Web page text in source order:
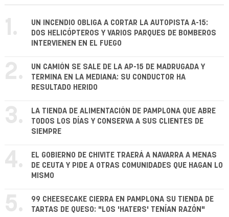
1.
UN INCENDIO OBLIGA A CORTAR LA AUTOPISTA A-15:
DOS HELICÓPTEROS Y VARIOS PARQUES DE BOMBEROS
INTERVIENEN EN EL FUEGO
2.
UN CAMIÓN SE SALE DE LA AP-15 DE MADRUGADA Y
TERMINA EN LA MEDIANA: SU CONDUCTOR HA
RESULTADO HERIDO
3.
LA TIENDA DE ALIMENTACIÓN DE PAMPLONA QUE ABRE
TODOS LOS DÍAS Y CONSERVA A SUS CLIENTES DE
SIEMPRE
4.
EL GOBIERNO DE CHIVITE TRAERÁ A NAVARRA A MENAS
DE CEUTA Y PIDE A OTRAS COMUNIDADES QUE HAGAN LO
MISMO
5.
99 CHEESECAKE CIERRA EN PAMPLONA SU TIENDA DE
TARTAS DE QUESO: "LOS 'HATERS' TENÍAN RAZÓN"